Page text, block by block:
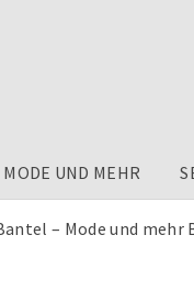
MODE UND MEHR
– Mode und mehr